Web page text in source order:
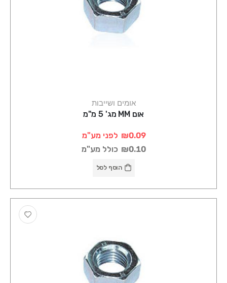
אומים ושייבות
אום MM מג' 5 מ"מ
₪0.09 לפני מע"מ
₪0.10 כולל מע"מ
הוסף לסל